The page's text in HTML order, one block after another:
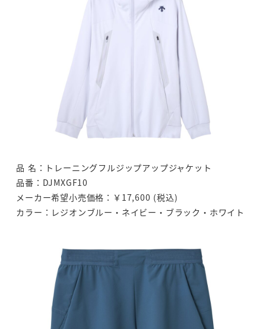
品 名：トレーニングフルジップアップジャケット
品番：DJMXGF10
メーカー希望小売価格：￥17,600 (税込)
カラー：レジオンブルー・ネイビー・ブラック・ホワイト